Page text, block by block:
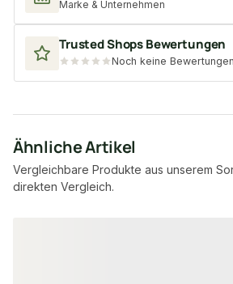
Marke & Unternehmen
Trusted Shops Bewertungen
Noch keine Bewertungen
Ähnliche Artikel
Vergleichbare Produkte aus unserem
direkten Vergleich.